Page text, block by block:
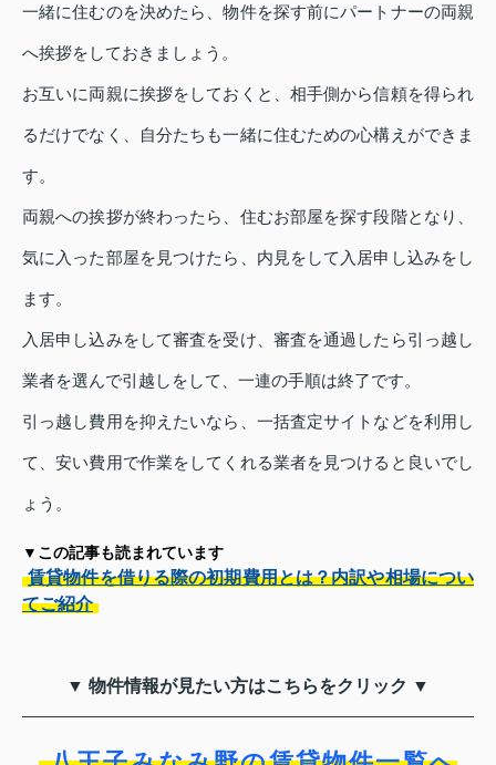
一緒に住むのを決めたら、物件を探す前にパートナーの両親
へ挨拶をしておきましょう。
お互いに両親に挨拶をしておくと、相手側から信頼を得られ
るだけでなく、自分たちも一緒に住むための心構えができま
す。
両親への挨拶が終わったら、住むお部屋を探す段階となり、
気に入った部屋を見つけたら、内見をして入居申し込みをし
ます。
入居申し込みをして審査を受け、審査を通過したら引っ越し
業者を選んで引越しをして、一連の手順は終了です。
引っ越し費用を抑えたいなら、一括査定サイトなどを利用し
て、安い費用で作業をしてくれる業者を見つけると良いでし
ょう。
▼この記事も読まれています
賃貸物件を借りる際の初期費用とは？内訳や相場につい
てご紹介
▼ 物件情報が見たい方はこちらをクリック ▼